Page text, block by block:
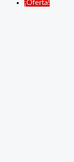
¡Oferta!